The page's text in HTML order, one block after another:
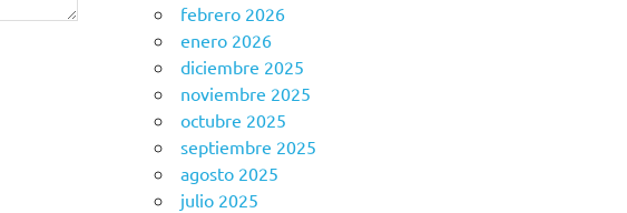
febrero 2026
enero 2026
diciembre 2025
noviembre 2025
octubre 2025
septiembre 2025
agosto 2025
julio 2025